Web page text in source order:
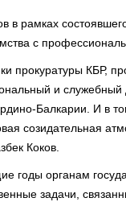
в рамках
с
прокуратуры КБР,
и
Балкарии. И в
созидательная
Коков.
годы органам
задачи,